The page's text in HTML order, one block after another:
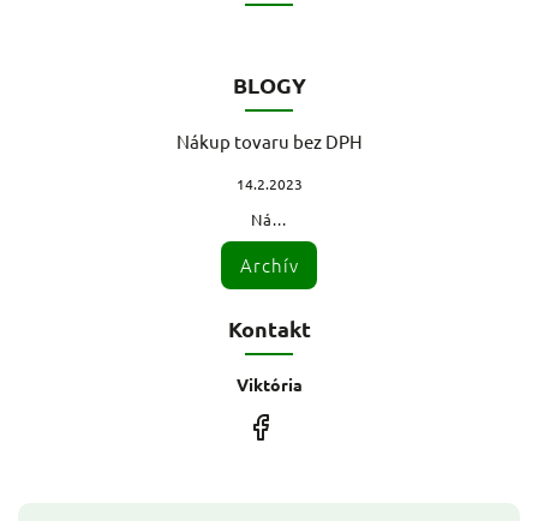
BLOGY
Nákup tovaru bez DPH
14.2.2023
Ná...
Archív
Kontakt
Viktória